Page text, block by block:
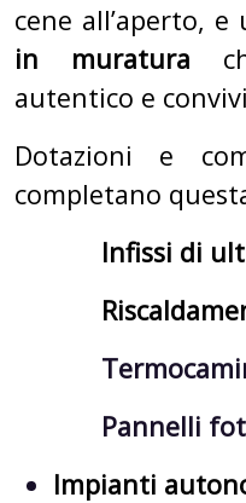
cene all’aperto,
in muratura
autentico e
Dotazioni e
completano
Infissi di
Pannelli
Impianti